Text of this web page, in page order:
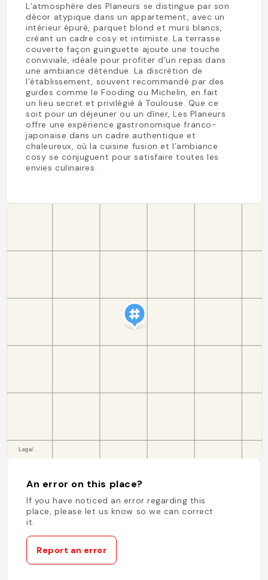
L’atmosphère des Planeurs se distingue par son
décor atypique dans un appartement, avec un
intérieur épuré, parquet blond et murs blancs,
créant un cadre cosy et intimiste. La terrasse
couverte façon guinguette ajoute une touche
conviviale, idéale pour profiter d’un repas dans
une ambiance détendue. La discrétion de
l’établissement, souvent recommandé par des
guides comme le Fooding ou Michelin, en fait
un lieu secret et privilégié à Toulouse. Que ce
soit pour un déjeuner ou un dîner, Les Planeurs
offre une expérience gastronomique franco-
japonaise dans un cadre authentique et
chaleureux, où la cuisine fusion et l’ambiance
cosy se conjuguent pour satisfaire toutes les
envies culinaires.
An error on this place?
If you have noticed an error regarding this
place, please let us know so we can correct
it.
Report an error